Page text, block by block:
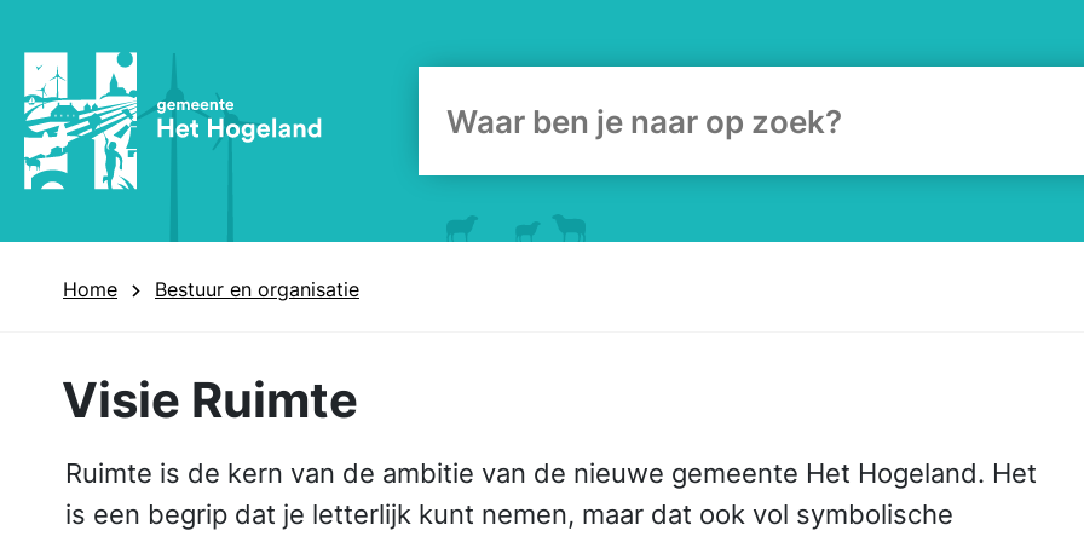
Home Bestuur en organisatie
Visie Ruimte
Ruimte is de kern van de ambitie van de nieuwe gemeente Het Hogeland. Het
is een begrip dat je letterlijk kunt nemen, maar dat ook vol symbolische